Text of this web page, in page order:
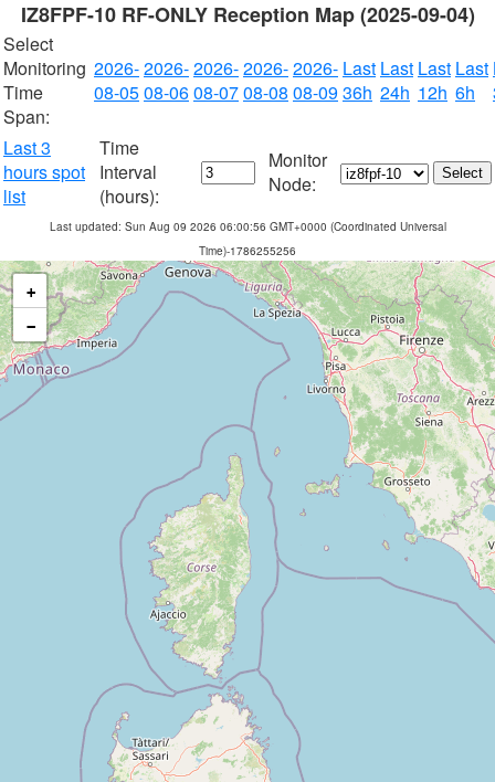
IZ8FPF-10 RF-ONLY Reception Map (2025-09-04)
Select
Monitoring
Time
Span:
2026-
08-05
2026-
08-06
2026-
08-07
2026-
08-08
2026-
08-09
Last
36h
Last
24h
Last
12h
Last
6h
Last 3
hours spot
list
Time
Interval
(hours):
Monitor
Node:
Last updated: Sun Aug 09 2026 06:00:56 GMT+0000 (Coordinated Universal
Time)-1786255256
+
−